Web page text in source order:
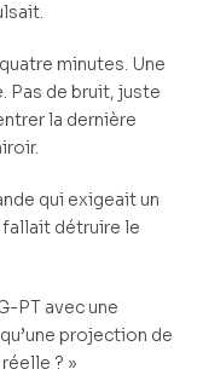
minutes. Une
Pas de bruit, juste
la dernière
qui exigeait un
détruire le
PT avec une
projection de
? »